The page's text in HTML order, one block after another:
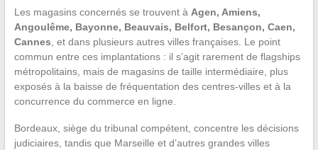
Les magasins concernés se trouvent à Agen, Amiens,
Angoulême, Bayonne, Beauvais, Belfort, Besançon, Caen,
Cannes, et dans plusieurs autres villes françaises. Le point
commun entre ces implantations : il s’agit rarement de flagships
métropolitains, mais de magasins de taille intermédiaire, plus
exposés à la baisse de fréquentation des centres-villes et à la
concurrence du commerce en ligne.
Bordeaux, siège du tribunal compétent, concentre les décisions
judiciaires, tandis que Marseille et d’autres grandes villes